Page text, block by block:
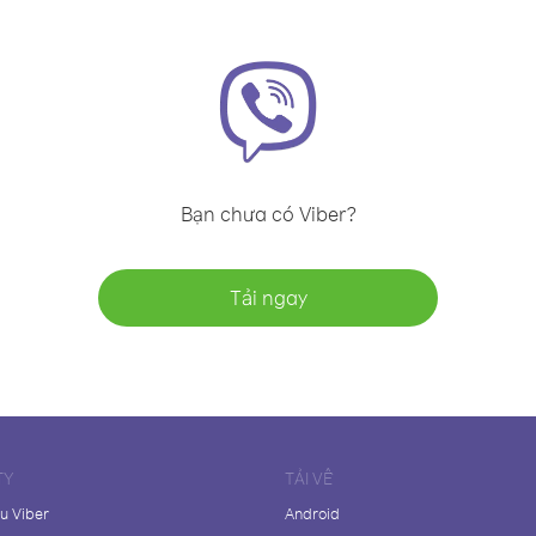
Bạn chưa có Viber?
Tải ngay
Viber
TẢI VỀ
Android